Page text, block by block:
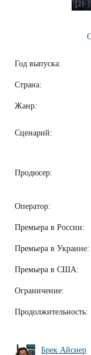
Год выпуска:
Страна:
Жанр:
Сценарий:
Продюсер:
Оператор:
Премьера в России:
Премьера в Украине:
Премьера в США:
Ограничение:
Продолжительность:
Брек Айснер